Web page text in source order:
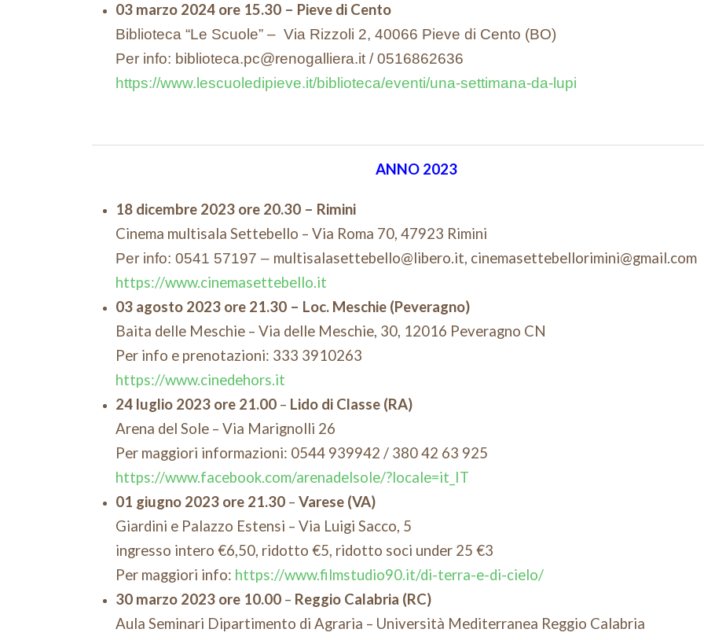
03 marzo 2024 ore 15.30 – Pieve di Cento
Biblioteca “Le Scuole” – Via Rizzoli 2, 40066 Pieve di Cento (BO)
Per info: biblioteca.pc@renogalliera.it / 0516862636
https://www.lescuoledipieve.it/biblioteca/eventi/una-settimana-da-lupi
ANNO 2023
18 dicembre 2023 ore 20.30 – Rimini
Cinema multisala Settebello – Via Roma 70, 47923 Rimini
Per info: 0541 57197 – multisalasettebello@libero.it, cinemasettebellorimini@gmail.com
https://www.cinemasettebello.it
03 agosto 2023 ore 21.30 – Loc. Meschie (Peveragno)
Baita delle Meschie – Via delle Meschie, 30, 12016 Peveragno CN
Per info e prenotazioni: 333 3910263
https://www.cinedehors.it
24 luglio 2023 ore 21.00 – Lido di Classe (RA)
Arena del Sole – Via Marignolli 26
Per maggiori informazioni: 0544 939942 / 380 42 63 925
https://www.facebook.com/arenadelsole/?locale=it_IT
01 giugno 2023 ore 21.30 – Varese (VA)
Giardini e Palazzo Estensi – Via Luigi Sacco, 5
ingresso intero €6,50, ridotto €5, ridotto soci under 25 €3
Per maggiori info: https://www.filmstudio90.it/di-terra-e-di-cielo/
30 marzo 2023 ore 10.00 – Reggio Calabria (RC)
Aula Seminari Dipartimento di Agraria – Università Mediterranea Reggio Calabria